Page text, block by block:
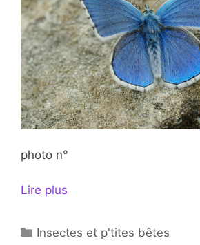
photo n°
Lire plus
Catégories
Insectes et p'tites bêtes